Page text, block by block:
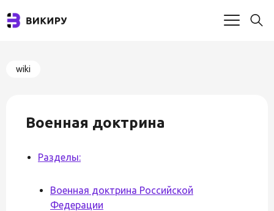
wiki
Военная доктрина
Разделы:
Военная доктрина Российской
Федерации